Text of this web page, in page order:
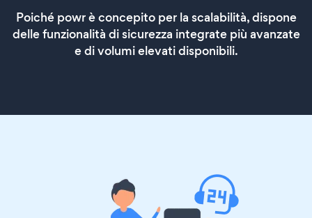
Poiché powr è concepito per la scalabilità, dispone
delle funzionalità di sicurezza integrate più avanzate
e di volumi elevati disponibili.